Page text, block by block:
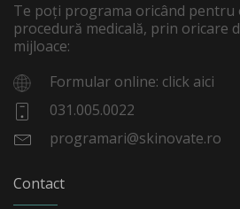
Te poți programa oricând pentru
procedură medicală, prin oricare
mijloace:
Formular online: click aici
031.005.0022
programari@skinovate.ro
Contact